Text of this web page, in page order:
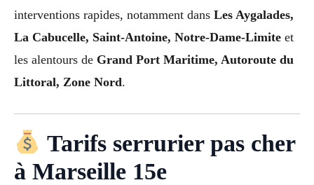
interventions rapides, notamment dans Les Aygalades,
La Cabucelle, Saint-Antoine, Notre-Dame-Limite et
les alentours de Grand Port Maritime, Autoroute du
Littoral, Zone Nord.
Tarifs serrurier pas cher
à Marseille 15e